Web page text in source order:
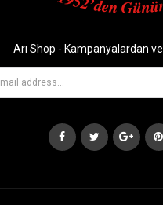
Arı Shop - Kampanyalardan